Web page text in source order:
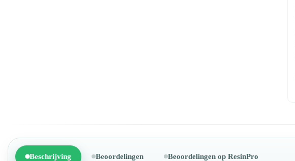
Beschrijving Beoordelingen Beoordelingen op ResinPro